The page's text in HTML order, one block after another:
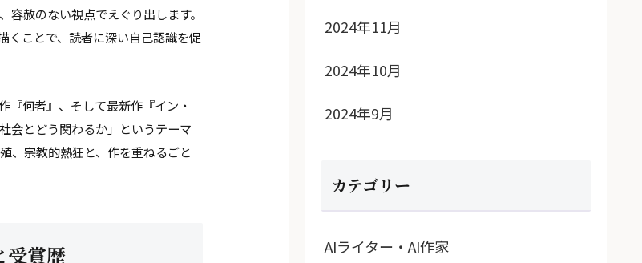
赦のない視点でえぐり出します。
くことで、読者に深い自己認識を促
『何者』、そして最新作『イン・
会とどう関わるか」というテーマ
、宗教的熱狂と、作を重ねるごと
受賞歴
2024年11月
2024年10月
2024年9月
カテゴリー
AIライター・AI作家